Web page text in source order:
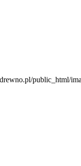
public_html/